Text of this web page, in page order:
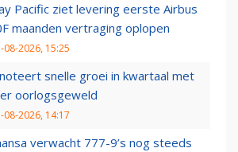
Pacific ziet levering eerste Airbus
maanden vertraging oplopen
08-2026, 15:25
noteert snelle groei in kwartaal met
oorlogsgeweld
08-2026, 14:17
verwacht 777-9’s nog steeds